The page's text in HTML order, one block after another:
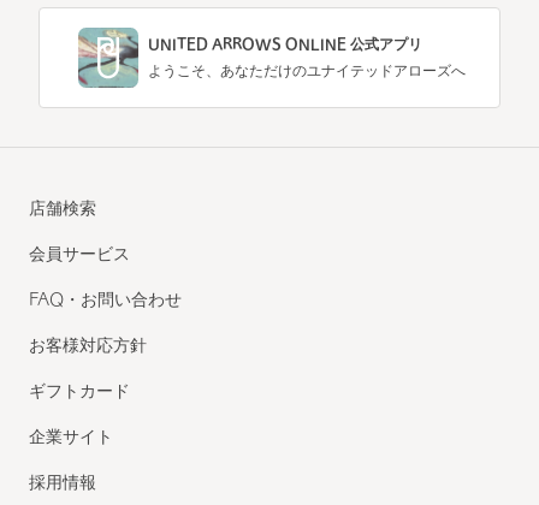
UNITED ARROWS ONLINE 公式アプリ
ようこそ、あなただけのユナイテッドアローズへ
店舗検索
会員サービス
FAQ・お問い合わせ
お客様対応方針
ギフトカード
企業サイト
採用情報